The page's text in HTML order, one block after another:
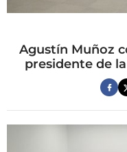
Agustín Muñoz
presidente de